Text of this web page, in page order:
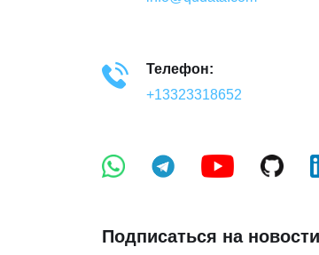
Телефон:
+13323318652
Подписаться на новости